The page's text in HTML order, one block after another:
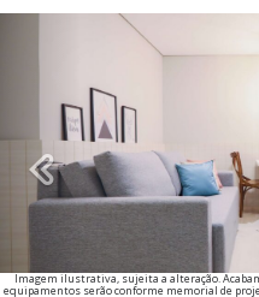
Previous
Imagem ilustrativa, sujeita a alteração.
equipamentos serão conforme memorial de